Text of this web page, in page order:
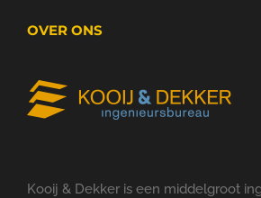
OVER ONS
Kooij & Dekker is een middelgroot